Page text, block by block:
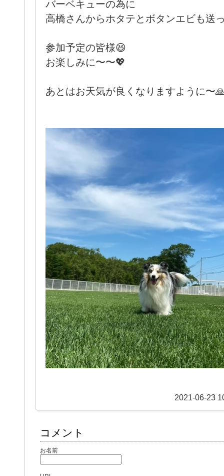
バーベキューの為に
高橋さんからホタテとボタンエビも送
参加予定の皆様😆
お楽しみに〜〜💖
あとはお天気が良くなりますように〜
2021-06-23
コメント
お名前